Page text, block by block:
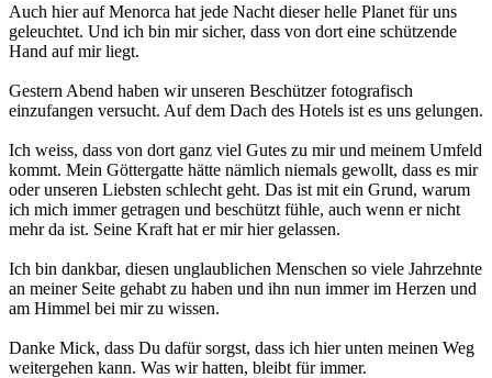
Auch hier auf Menorca hat jede Nacht dieser helle Planet für uns
geleuchtet. Und ich bin mir sicher, dass von dort eine schützende
Hand auf mir liegt.
Gestern Abend haben wir unseren Beschützer fotografisch
einzufangen versucht. Auf dem Dach des Hotels ist es uns gelungen.
Ich weiss, dass von dort ganz viel Gutes zu mir und meinem Umfeld
kommt. Mein Göttergatte hätte nämlich niemals gewollt, dass es mir
oder unseren Liebsten schlecht geht. Das ist mit ein Grund, warum
ich mich immer getragen und beschützt fühle, auch wenn er nicht
mehr da ist. Seine Kraft hat er mir hier gelassen.
Ich bin dankbar, diesen unglaublichen Menschen so viele Jahrzehnte
an meiner Seite gehabt zu haben und ihn nun immer im Herzen und
am Himmel bei mir zu wissen.
Danke Mick, dass Du dafür sorgst, dass ich hier unten meinen Weg
weitergehen kann. Was wir hatten, bleibt für immer.